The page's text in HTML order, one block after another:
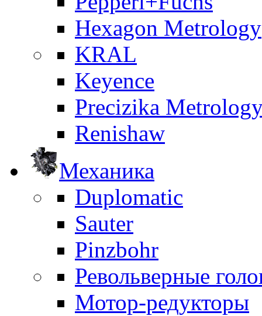
Hexagon Metrology
KRAL
Keyence
Precizika
Renishaw
Механика
Duplomatic
Sauter
Pinzbohr
Револьверные
Мотор-редукторы